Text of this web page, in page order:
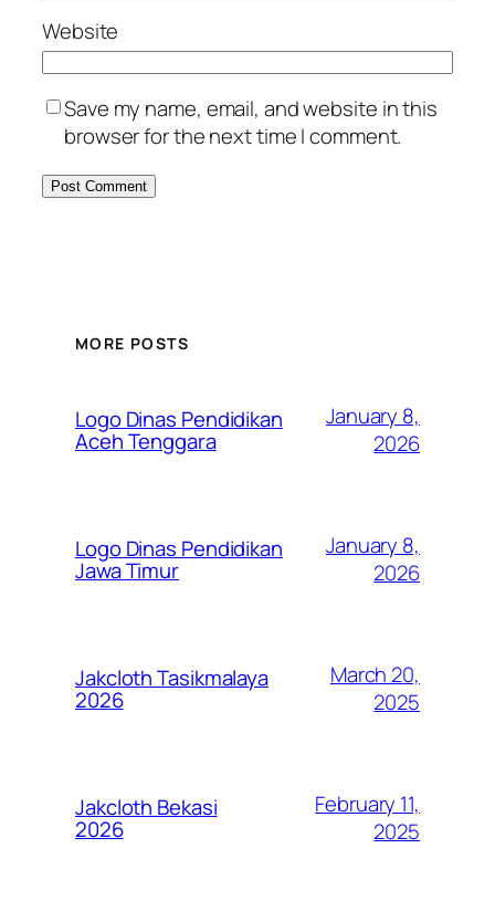
Website
Save my name, email, and website in this
browser for the next time I comment.
MORE POSTS
Logo Dinas Pendidikan
Aceh Tenggara
January 8,
2026
Logo Dinas Pendidikan
Jawa Timur
January 8,
2026
Jakcloth Tasikmalaya
2026
March 20,
2025
Jakcloth Bekasi
2026
February 11,
2025